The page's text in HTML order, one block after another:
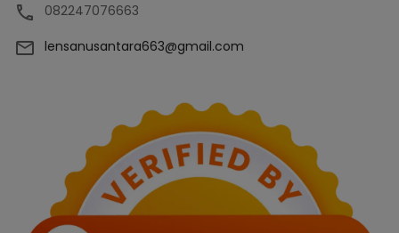
082247076663
lensanusantara663@gmail.com